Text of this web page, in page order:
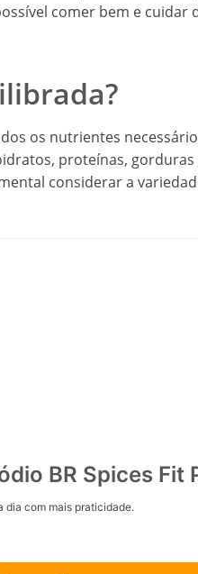
comer bem e cuidar
os nutrientes
proteínas, gorduras
considerar a
BR Spices Fit
dia com mais praticidade.